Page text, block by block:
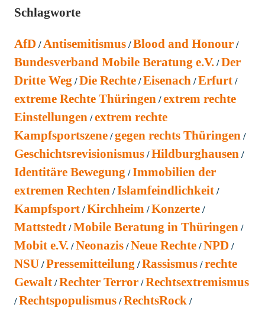
Schlagworte
AfD Antisemitismus Blood and Honour
Bundesverband Mobile Beratung e.V. Der
Dritte Weg Die Rechte Eisenach Erfurt
extreme Rechte Thüringen extrem rechte
Einstellungen extrem rechte
Kampfsportszene gegen rechts Thüringen
Geschichtsrevisionismus Hildburghausen
Identitäre Bewegung Immobilien der
extremen Rechten Islamfeindlichkeit
Kampfsport Kirchheim Konzerte
Mattstedt Mobile Beratung in Thüringen
Mobit e.V. Neonazis Neue Rechte NPD
NSU Pressemitteilung Rassismus rechte
Gewalt Rechter Terror Rechtsextremismus
Rechtspopulismus RechtsRock